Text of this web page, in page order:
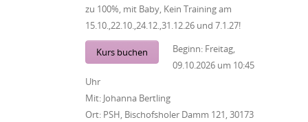
zu 100%, mit Baby, Kein Training am
15.10.,22.10.,24.12.,31.12.26 und 7.1.27!
Kurs buchen Beginn: Freitag,
09.10.2026 um 10:45
Uhr
Mit: Johanna Bertling
Ort: PSH, Bischofsholer Damm 121, 30173